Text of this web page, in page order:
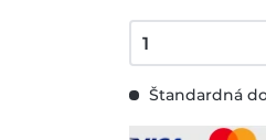
Štandardná